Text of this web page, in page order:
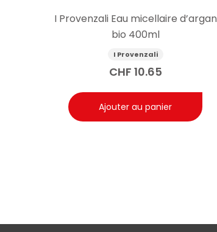
I Provenzali Eau micellaire d’argan
bio 400ml
I Provenzali
CHF 10.65
Ajouter au panier